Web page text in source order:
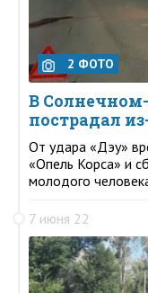
2 ФОТО
В
пострадал
От удара «Дэу»
«Опель Корса» и
молодого
7 июня 22